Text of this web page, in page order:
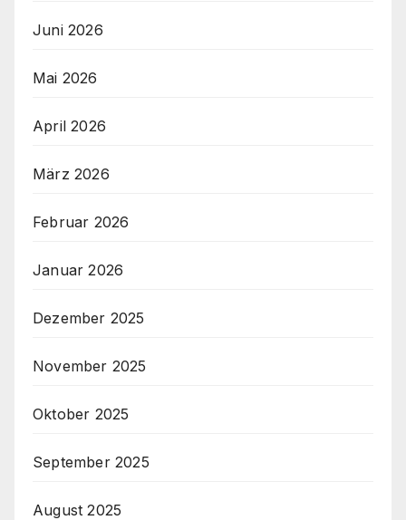
Juni 2026
Mai 2026
April 2026
März 2026
Februar 2026
Januar 2026
Dezember 2025
November 2025
Oktober 2025
September 2025
August 2025